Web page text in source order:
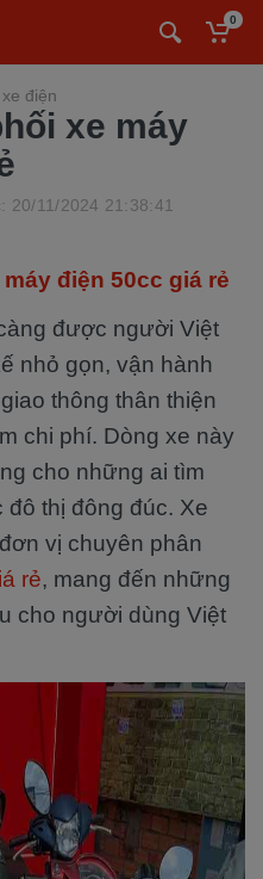
0
điện
xe máy
20/11/2024 21:38:41
máy điện 50cc giá rẻ
được người Việt
nhỏ gọn, vận hành
thông thân thiện
chi phí. Dòng xe này
cho những ai tìm
đô thị đông đúc. Xe
vị chuyên phân
rẻ, mang đến những
cho người dùng Việt